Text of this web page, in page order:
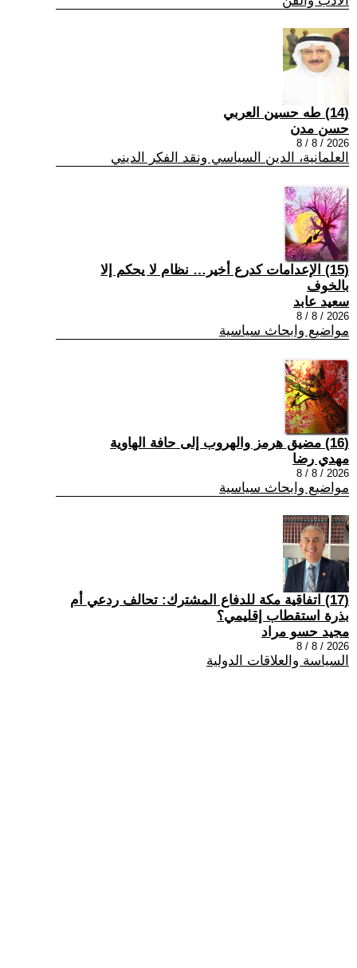
(14) طه حسين العربي
حسن مدن
2026 / 8 / 8
العلمانية، الدين السياسي ونقد الفكر الديني
(15) الإعدامات كدرع أخير… نظام لا يحكم إلا
بالخوف
سعيد عابد
2026 / 8 / 8
مواضيع وابحاث سياسية
(16) مضيق هرمز والهروب إلى حافة الهاوية
مهدي رضا
2026 / 8 / 8
مواضيع وابحاث سياسية
(17) اتفاقية مكة للدفاع المشترك: تحالف ردعي أم
بذرة استقطاب إقليمي؟
مجيد حسو مراد
2026 / 8 / 8
السياسة والعلاقات الدولية